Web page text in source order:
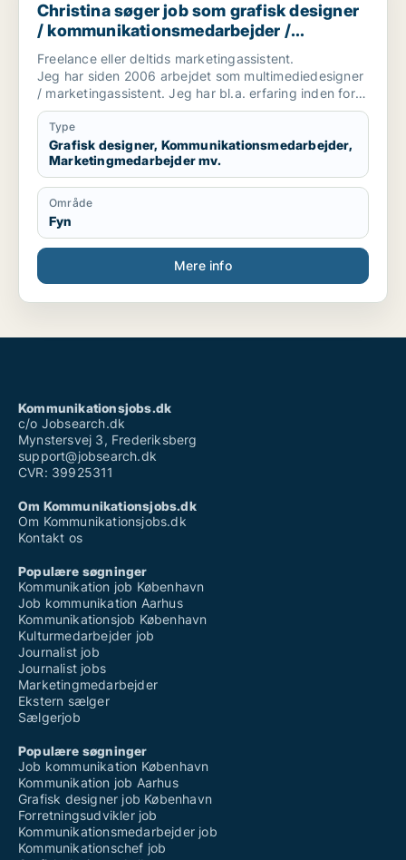
Christina søger job som grafisk designer
/ kommunikationsmedarbejder /
marketingmedarbejder / kreativ
medarbejder
Freelance eller deltids marketingassistent.
Jeg har siden 2006 arbejdet som multimediedesigner
/ marketingassistent. Jeg har bl.a. erfaring inden for
brancher som byggeri, smykker og miljø.
Type
Grafisk designer, Kommunikationsmedarbejder,
Marketingmedarbejder mv.
Område
Fyn
Mere info
Kommunikationsjobs.dk
c/o Jobsearch.dk
Mynstersvej 3, Frederiksberg
support@jobsearch.dk
CVR: 39925311
Om Kommunikationsjobs.dk
Om Kommunikationsjobs.dk
Kontakt os
Populære søgninger
Kommunikation job København
Job kommunikation Aarhus
Kommunikationsjob København
Kulturmedarbejder job
Journalist job
Journalist jobs
Marketingmedarbejder
Ekstern sælger
Sælgerjob
Populære søgninger
Job kommunikation København
Kommunikation job Aarhus
Grafisk designer job København
Forretningsudvikler job
Kommunikationsmedarbejder job
Kommunikationschef job